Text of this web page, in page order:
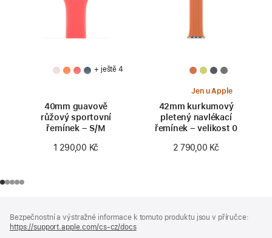
+ ještě 4
40mm guavově
růžový sportovní
řemínek – S/M
1 290,00 Kč
Jen u Apple
42mm kurkumový
pletený navlékací
řemínek – velikost 0
2 790,00 Kč
Bezpečnostní a výstražné informace k tomuto produktu jsou v příručce:
https://support.apple.com/cs-cz/docs(otevře